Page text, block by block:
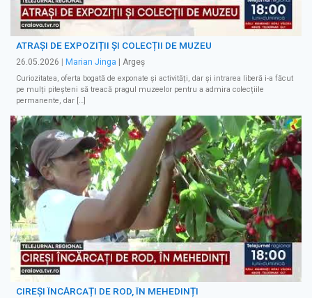
ATRAȘI DE EXPOZIȚII ȘI COLECȚII DE MUZEU
26.05.2026 | Marian Jinga | Argeș
Curiozitatea, oferta bogată de exponate și activități, dar și intrarea liberă i-a făcut
pe mulți piteșteni să treacă pragul muzeelor pentru a admira colecțiile
permanente, dar […]
CIREȘI ÎNCĂRCAȚI DE ROD, ÎN MEHEDINȚI